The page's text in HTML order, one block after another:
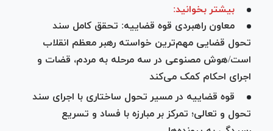
بیشتر بخوانید:
معاون راهبردی قوه قضاییه: تحقق کامل سند
تحول قضایی مهم‌ترین خواسته رهبر معظم انقلاب
است/هوش مصنوعی در سه مرحله به مردم، قضات و
اجرای احکام کمک می‌کند
قوه قضاییه در مسیر تحول ساختاری با اجرای سند
تحول و تعالی؛ تمرکز بر مبارزه با فساد و تسریع